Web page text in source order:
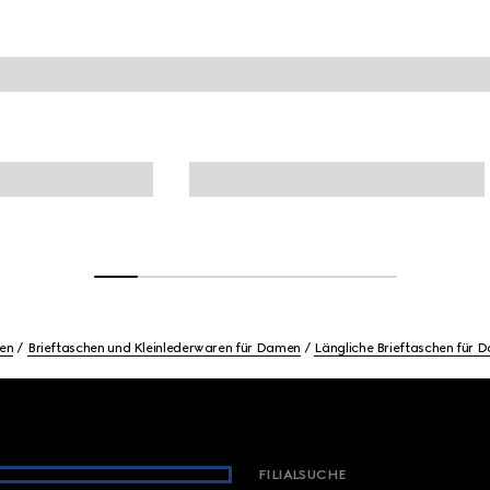
Brieftaschen und Kleinlederwaren für Damen Längliche Brieftaschen für
FILIALSUCHE